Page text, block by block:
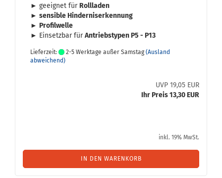
► ge­eig­net für Roll­la­den
► sen­si­ble Hin­der­nis­er­ken­nung
► Pro­fil­wel­le
► Ein­setz­bar fürAn­triebs­ty­pen P5 - P13
Lieferzeit: 2-5 Werktage außer Samstag (Ausland
abweichend)
UVP 19,05 EUR
Ihr Preis 13,30 EUR
inkl. 19% MwSt.
IN DEN WARENKORB